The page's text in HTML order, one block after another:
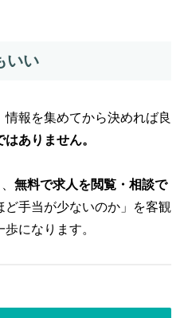
いい
報を集めてから決めれば良
はありません。
無料で求人を閲覧・相談で
ど手当が少ないのか」を客観
になります。